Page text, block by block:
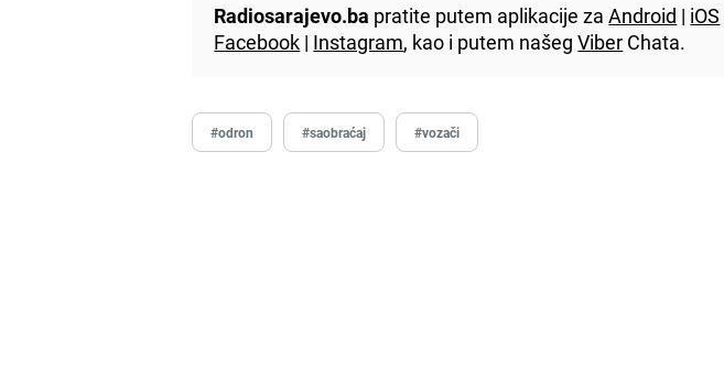
Radiosarajevo.ba pratite putem aplikacije zaAndroid | iOS
Facebook | Instagram, kao i putem našegViber Chata.
#odron #saobraćaj #vozači